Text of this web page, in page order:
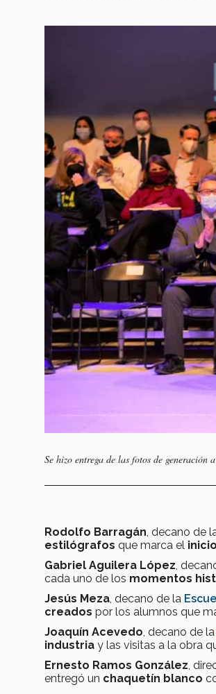
Se hizo entrega de las fotos de generación
Rodolfo Barragán, decano de
estilógrafos que marca el
Gabriel Aguilera López,
cada uno de los momentos
Jesús Meza, decano de la
creados por los alumnos que
Joaquín Acevedo, decano de la
industria y las visitas a la obra
Ernesto Ramos González,
entregó un chaquetín blanco